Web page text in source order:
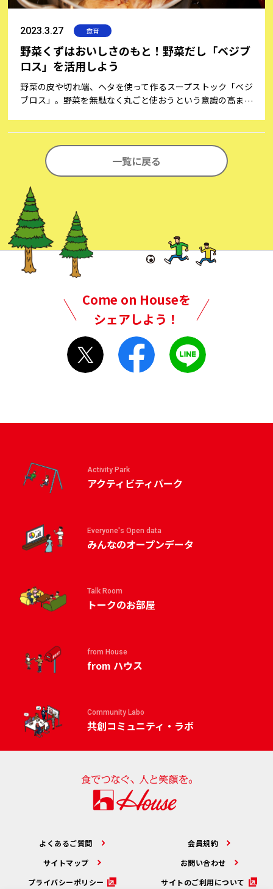
2023.3.27 食育
野菜くずはおいしさのもと！野菜だし「ベジブ
ロス」を活用しよう
野菜の皮や切れ端、ヘタを使って作るスープストック「ベジ
ブロス」。野菜を無駄なく丸ごと使おうという意識の高まり
一覧に戻る
Come on Houseを
シェアしよう！
Activity Park
アクティビティパーク
Everyone's Open data
みんなのオープンデータ
Talk Room
トークのお部屋
from House
from ハウス
Community Labo
共創コミュニティ・ラボ
よくあるご質問
会員規約
サイトマップ
お問い合わせ
プライバシーポリシー
サイトのご利用について